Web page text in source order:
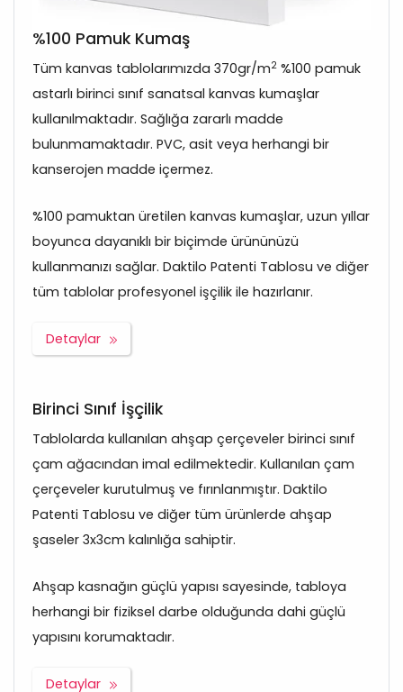
%100 Pamuk Kumaş
Tüm kanvas tablolarımızda 370gr/m2 %100 pamuk
astarlı birinci sınıf sanatsal kanvas kumaşlar
kullanılmaktadır. Sağlığa zararlı madde
bulunmamaktadır. PVC, asit veya herhangi bir
kanserojen madde içermez.
%100 pamuktan üretilen kanvas kumaşlar, uzun yıllar
boyunca dayanıklı bir biçimde ürününüzü
kullanmanızı sağlar. Daktilo Patenti Tablosu ve diğer
tüm tablolar profesyonel işçilik ile hazırlanır.
Detaylar
Birinci Sınıf İşçilik
Tablolarda kullanılan ahşap çerçeveler birinci sınıf
çam ağacından imal edilmektedir. Kullanılan çam
çerçeveler kurutulmuş ve fırınlanmıştır. Daktilo
Patenti Tablosu ve diğer tüm ürünlerde ahşap
şaseler 3x3cm kalınlığa sahiptir.
Ahşap kasnağın güçlü yapısı sayesinde, tabloya
herhangi bir fiziksel darbe olduğunda dahi güçlü
yapısını korumaktadır.
Detaylar